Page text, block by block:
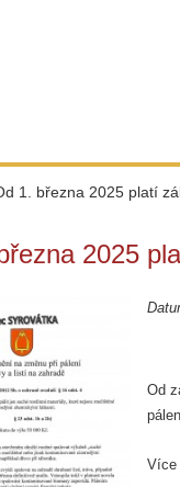
1. března 2025 platí
2025
Od
Více